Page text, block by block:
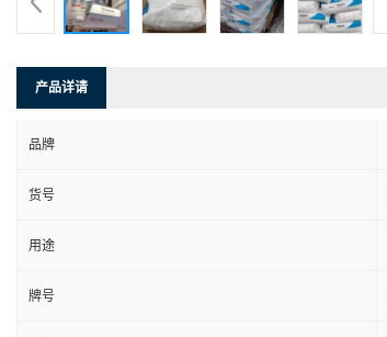
产品详请
品牌
货号
用途
牌号